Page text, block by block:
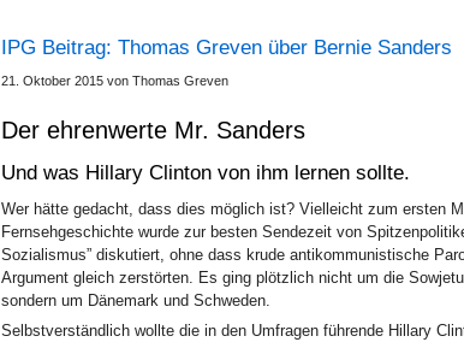
IPG Beitrag: Thomas Greven über Bernie Sanders
21. Oktober 2015 von Thomas Greven
Der ehrenwerte Mr. Sanders
Und was Hillary Clinton von ihm lernen sollte.
Wer hätte gedacht, dass dies möglich ist? Vielleicht zum ersten
Fernsehgeschichte wurde zur besten Sendezeit von
Sozialismus” diskutiert, ohne dass krude antikommunistische
Argument gleich zerstörten. Es ging plötzlich nicht um die
sondern um Dänemark und Schweden.
Selbstverständlich wollte die in den Umfragen führende Hillary